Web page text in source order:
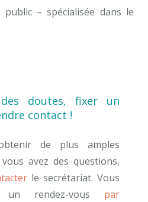
– spécialisée dans le
doutes, fixer un
contact !
de plus amples
avez des questions,
le secrétariat. Vous
un rendez-vous par